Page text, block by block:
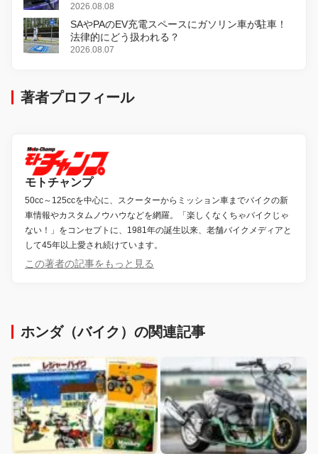
2026.08.08
SAやPAのEV充電スペースにガソリン車が駐車！
法律的にどう扱われる？
2026.08.07
著者プロフィール
モトチャンプ
50cc～125ccを中心に、スクーターからミッション車までバイクの新
車情報やカスタムノウハウなどを網羅。「楽しくなくちゃバイクじゃ
ない！」をコンセプトに、1981年の誕生以来、老舗バイクメディアと
して45年以上愛され続けています。
この著者の記事をもっと見る
ホンダ（バイク）の関連記事